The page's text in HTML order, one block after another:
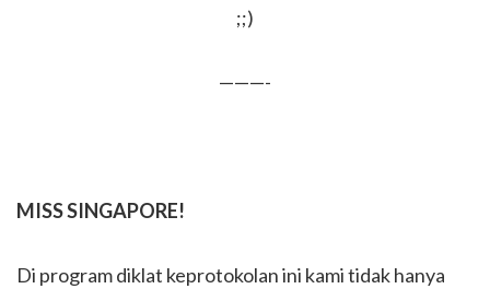
;;)
———-
MISS SINGAPORE!
Di program diklat keprotokolan ini kami tidak hanya